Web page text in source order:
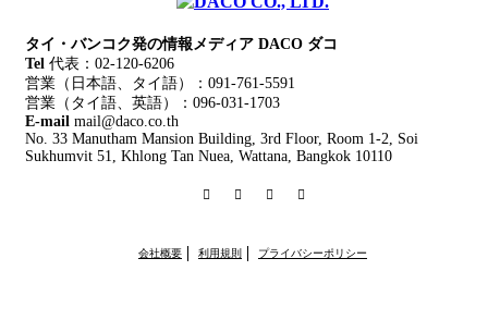
タイ・バンコク発の情報メディア DACO ダコ
Tel 代表：02-120-6206
営業（日本語、タイ語）：091-761-5591
営業（タイ語、英語）：096-031-1703
E-mail mail@daco.co.th
No. 33 Manutham Mansion Building, 3rd Floor, Room 1-2, Soi
Sukhumvit 51, Khlong Tan Nuea, Wattana, Bangkok 10110
Twitter FacebookInstagram
RSS
会社概要 利用規則 プライバシーポリシー